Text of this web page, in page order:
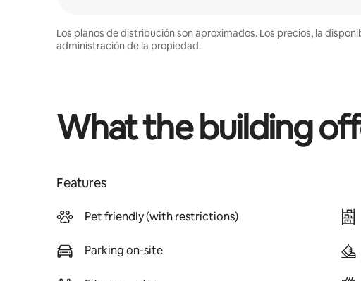
Los planos de distribución son aproximados. Los precios, la
administración de la propiedad.
What the building
Features
Pet friendly (with restrictions)
Parking on-site